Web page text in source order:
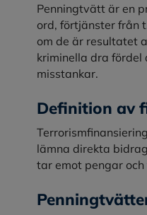
Penningtvätt är en
ord, förtjänster från
om de är resultatet
kriminella dra
misstankar.
Definition av
lämna direkta
tar emot pengar